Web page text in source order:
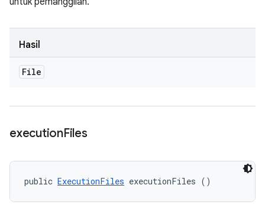
Hasil
File
executionFiles
public ExecutionFiles executionFiles ()